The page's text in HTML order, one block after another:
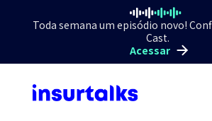
Toda semana um episódio novo!
Cast.
Acessar